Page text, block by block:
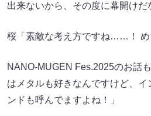
出来ないから、その度に幕開けだ
桜「素敵な考え方ですね……！ め
NANO-MUGEN Fes.2025のお話
はメタルも好きなんですけど、
ンドも呼んでますよね！」